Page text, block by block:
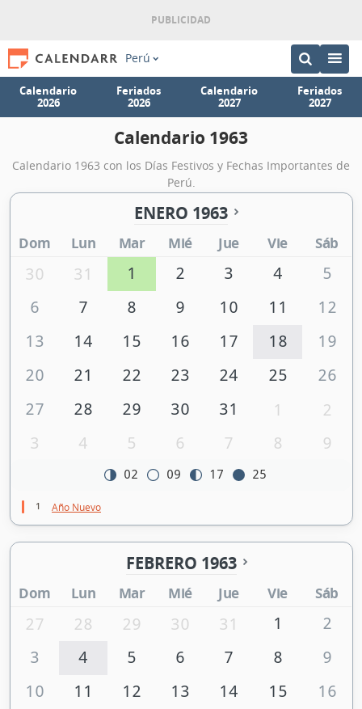
Perú
Calendario
2026
Feriados
2026
Calendario
2027
Feriados
2027
Calendario 1963
Calendario 1963 con los Días Festivos y Fechas Importantes de
Perú.
ENERO 1963
Dom Lun Mar Mié Jue Vie Sáb
30 31 1 2 3 4
5
6
7 8 9 10 11
12
13
14 15 16 17 18
19
20
21 22 23 24 25
26
27
28 29 30 31 1
2
3
4 5 6 7 8 9
02 09 17 25
1 Año Nuevo
FEBRERO 1963
Dom Lun Mar Mié Jue Vie Sáb
27 28 29 30 31 1
2
3
4 5 6 7 8
9
10
11 12 13 14 15
16